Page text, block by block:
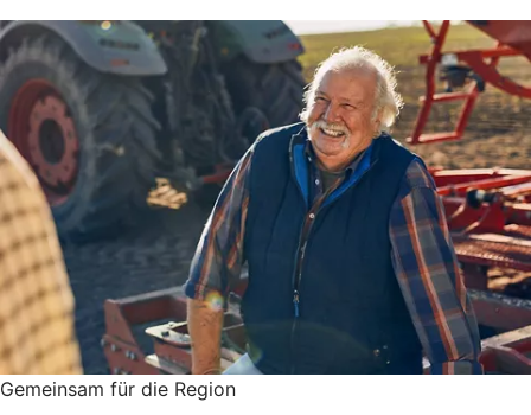
Gemeinsam für die Region